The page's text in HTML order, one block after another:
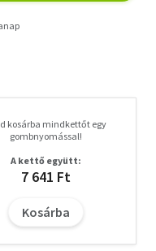
kosárba mindkettőt egy
gombnyomással!
A kettő együtt:
7 641 Ft
Kosárba